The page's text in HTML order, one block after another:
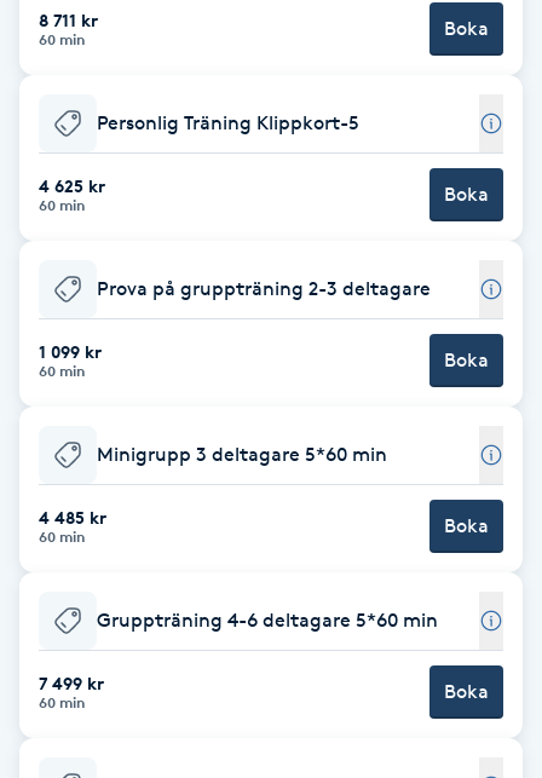
Brynplockning
Celluliter
Color correction
Cryoterapi
Damklippning
Diamantslipning
8 711 kr
60 min Boka
Personlig Träning Klippkort-5
4 625 kr
60 min Boka
Prova på gruppträning 2-3 deltagare
1 099 kr
60 min Boka
Minigrupp 3 deltagare 5*60 min
4 485 kr
60 min Boka
Gruppträning 4-6 deltagare 5*60 min
7 499 kr
60 min Boka